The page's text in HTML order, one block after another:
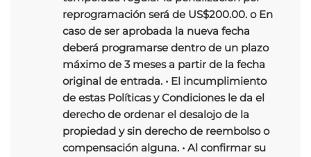
reprogramación será de US$200.00. o En
caso de ser aprobada la nueva fecha
deberá programarse dentro de un plazo
máximo de 3 meses a partir de la fecha
original de entrada. • El incumplimiento
de estas Políticas y Condiciones le da el
derecho de ordenar el desalojo de la
propiedad y sin derecho de reembolso o
compensación alguna. • Al confirmar su